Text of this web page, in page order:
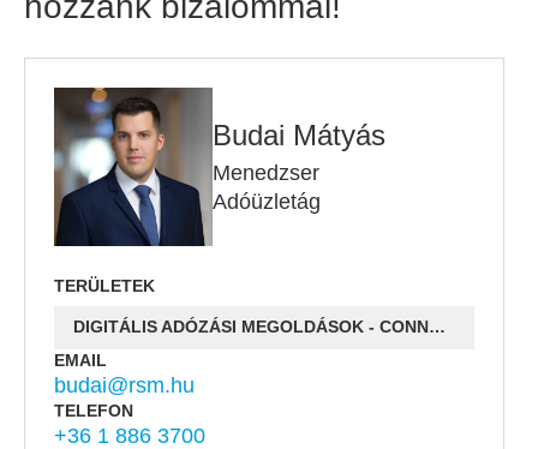
Budai Mátyás
Menedzser
Adóüzletág
TERÜLETEK
DIGITÁLIS ADÓZÁSI MEGOLDÁSOK - CONNECTAX
EMAIL
budai@rsm.hu
TELEFON
+36 1 886 3700